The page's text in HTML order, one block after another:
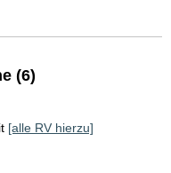
(6)
[alle RV hierzu]